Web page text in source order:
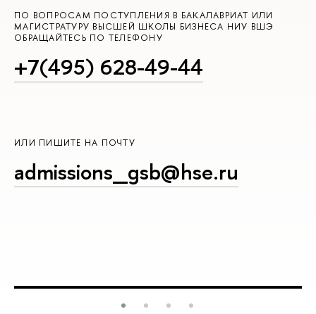
ПО ВОПРОСАМ ПОСТУПЛЕНИЯ В БАКАЛАВРИАТ ИЛИ
МАГИСТРАТУРУ ВЫСШЕЙ ШКОЛЫ БИЗНЕСА НИУ ВШЭ
ОБРАЩАЙТЕСЬ ПО ТЕЛЕФОНУ
+7(495) 628-49-44
ИЛИ ПИШИТЕ НА ПОЧТУ
admissions_gsb@hse.ru